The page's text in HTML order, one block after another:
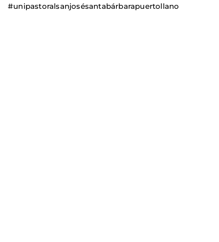
#unipastoralsanjosésantabárbarapuertollano